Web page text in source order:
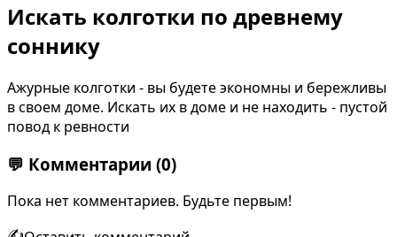
Искать колготки по древнему
соннику
Ажурные колготки - вы будете экономны и бережливы
в своем доме. Искать их в доме и не находить - пустой
повод к ревности
💬 Комментарии (0)
Пока нет комментариев. Будьте первым!